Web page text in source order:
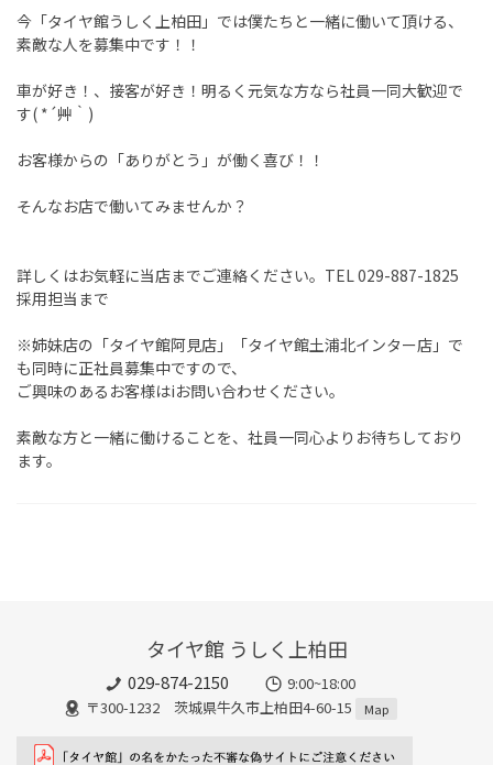
今「タイヤ館うしく上柏田」では僕たちと一緒に働いて頂ける、
素敵な人を募集中です！！
車が好き！、接客が好き！明るく元気な方なら社員一同大歓迎で
す( *´艸｀)
お客様からの「ありがとう」が働く喜び！！
そんなお店で働いてみませんか？
詳しくはお気軽に当店までご連絡ください。TEL 029-887-1825
採用担当まで
※姉妹店の「タイヤ館阿見店」「タイヤ館土浦北インター店」で
も同時に正社員募集中ですので、
ご興味のあるお客様はiお問い合わせください。
素敵な方と一緒に働けることを、社員一同心よりお待ちしており
ます。
タイヤ館 うしく上柏田
029-874-2150
9:00~18:00
〒300-1232 茨城県牛久市上柏田4-60-15
Map